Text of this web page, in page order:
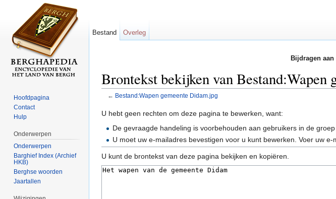
Bijdragen
Brontekst bekijken van Bestand:Wapen
← Bestand:Wapen gemeente Didam.jpg
U hebt geen rechten om deze pagina te bewerken, want:
De gevraagde handeling is voorbehouden aan gebruikers in de
U moet uw e-mailadres bevestigen voor u kunt bewerken. Voer uw
U kunt de brontekst van deze pagina bekijken en kopiëren.
Bestand Overleg
Hoofdpagina
Contact
Hulp
Onderwerpen
Onderwerpen
Barghief Index (Archief
HKB)
Berghse woorden
Jaartallen